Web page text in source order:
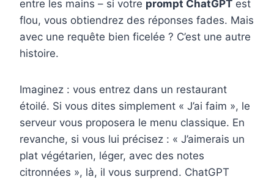
o
o
k
r
e
d
I
r
entre les mains – si votre prompt ChatGPT est
flou, vous obtiendrez des réponses fades. Mais
avec une requête bien ficelée ? C’est une autre
histoire.
Imaginez : vous entrez dans un restaurant
étoilé. Si vous dites simplement « J’ai faim », le
serveur vous proposera le menu classique. En
revanche, si vous lui précisez : « J’aimerais un
plat végétarien, léger, avec des notes
citronnées », là, il vous surprend. ChatGPT